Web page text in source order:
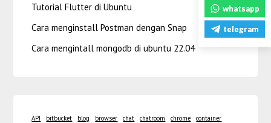
Tutorial Flutter di Ubuntu
Cara menginstall Postman dengan Snap
Cara mengintall mongodb di ubuntu 22.04
API bitbucket blog browser chat chatroom chrome container
whatsapp
telegram